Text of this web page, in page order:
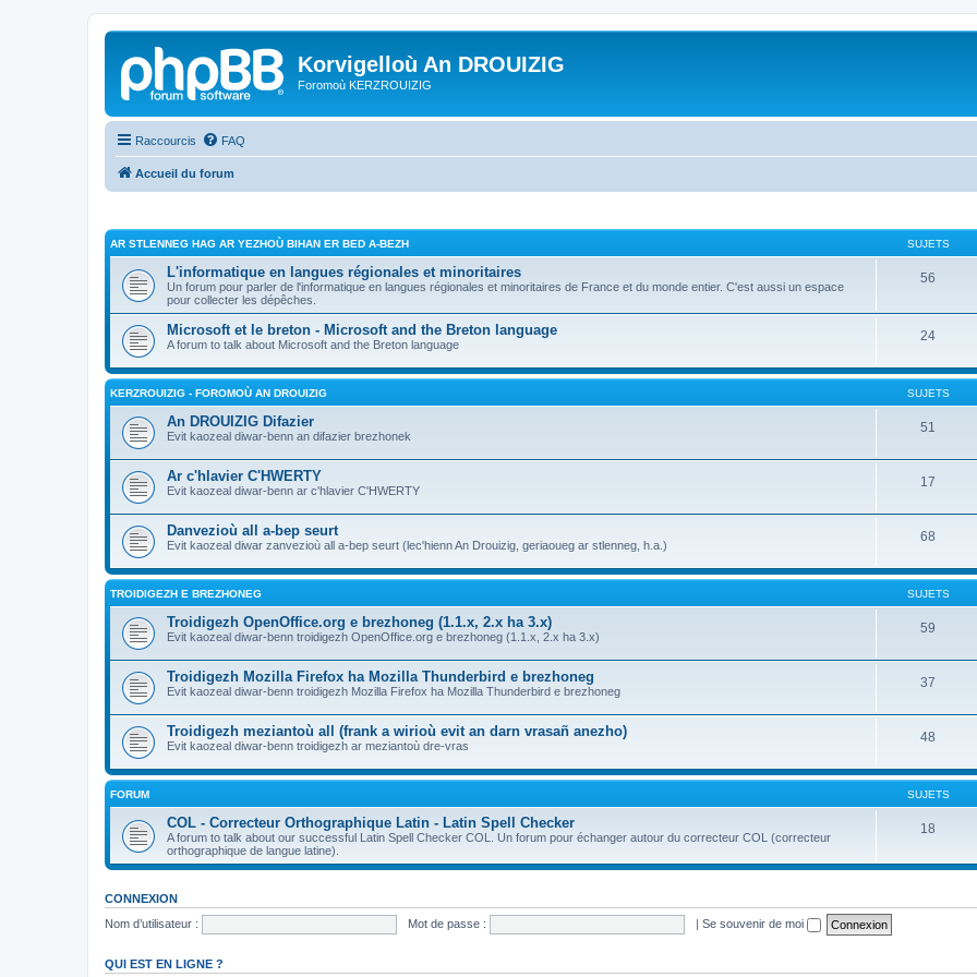
Korvigelloù An DROUIZIG
Foromoù KERZROUIZIG
Raccourcis FAQ
Accueil du forum
AR STLENNEG HAG AR YEZHOÙ BIHAN ER BED A-BEZH SUJETS
L'informatique en langues régionales et minoritaires
Un forum pour parler de l'informatique en langues régionales et minoritaires de France et du monde entier. C'est aussi un espace
pour collecter les dépêches.
56
Microsoft et le breton - Microsoft and the Breton language
A forum to talk about Microsoft and the Breton language
24
KERZROUIZIG - FOROMOÙ AN DROUIZIG SUJETS
An DROUIZIG Difazier
Evit kaozeal diwar-benn an difazier brezhonek
51
Ar c'hlavier C'HWERTY
Evit kaozeal diwar-benn ar c'hlavier C'HWERTY
17
Danvezioù all a-bep seurt
Evit kaozeal diwar zanvezioù all a-bep seurt (lec'hienn An Drouizig, geriaoueg ar stlenneg, h.a.)
68
TROIDIGEZH E BREZHONEG SUJETS
Troidigezh OpenOffice.org e brezhoneg (1.1.x, 2.x ha 3.x)
Evit kaozeal diwar-benn troidigezh OpenOffice.org e brezhoneg (1.1.x, 2.x ha 3.x)
59
Troidigezh Mozilla Firefox ha Mozilla Thunderbird e brezhoneg
Evit kaozeal diwar-benn troidigezh Mozilla Firefox ha Mozilla Thunderbird e brezhoneg
37
Troidigezh meziantoù all (frank a wirioù evit an darn vrasañ anezho)
Evit kaozeal diwar-benn troidigezh ar meziantoù dre-vras
48
FORUM SUJETS
COL - Correcteur Orthographique Latin - Latin Spell Checker
A forum to talk about our successful Latin Spell Checker COL. Un forum pour échanger autour du correcteur COL (correcteur
orthographique de langue latine).
18
CONNEXION
Nom d’utilisateur :
Mot de passe : | Se souvenir de moi
QUI EST EN LIGNE ?